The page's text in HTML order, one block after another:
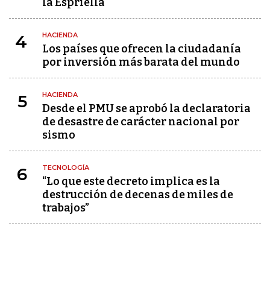
4 HACIENDA
Los países que ofrecen la ciudadanía
por inversión más barata del mundo
5 HACIENDA
Desde el PMU se aprobó la declaratoria
de desastre de carácter nacional por
sismo
6 TECNOLOGÍA
“Lo que este decreto implica es la
destrucción de decenas de miles de
trabajos”